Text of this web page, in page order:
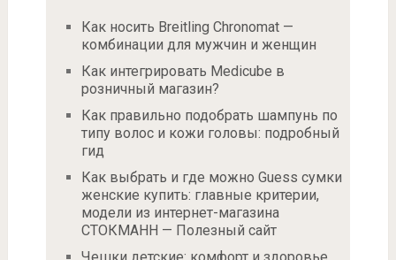
Как носить Breitling Chronomat —
комбинации для мужчин и женщин
Как интегрировать Medicube в
розничный магазин?
Как правильно подобрать шампунь по
типу волос и кожи головы: подробный
гид
Как выбрать и где можно Guess сумки
женские купить: главные критерии,
модели из интернет-магазина
СТОКМАНН — Полезный сайт